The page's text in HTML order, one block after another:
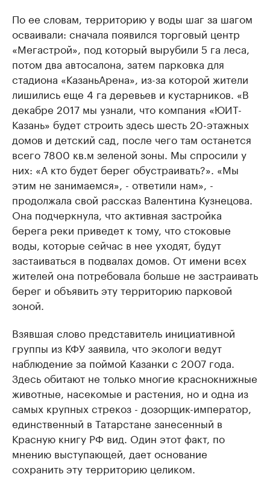
По ее словам, территорию у воды шаг за шагом
осваивали: сначала появился торговый центр
«Мегастрой», под который вырубили 5 га леса,
потом два автосалона, затем парковка для
стадиона «КазаньАрена», из-за которой жители
лишились еще 4 га деревьев и кустарников. «В
декабре 2017 мы узнали, что компания «ЮИТ-
Казань» будет строить здесь шесть 20-этажных
домов и детский сад, после чего там останется
всего 7800 кв.м зеленой зоны. Мы спросили у
них: «А кто будет берег обустраивать?». «Мы
этим не занимаемся», - ответили нам», -
продолжала свой рассказ Валентина Кузнецова.
Она подчеркнула, что активная застройка
берега реки приведет к тому, что стоковые
воды, которые сейчас в нее уходят, будут
застаиваться в подвалах домов. От имени всех
жителей она потребовала больше не застраивать
берег и объявить эту территорию парковой
зоной.
Взявшая слово представитель инициативной
группы из КФУ заявила, что экологи ведут
наблюдение за поймой Казанки с 2007 года.
Здесь обитают не только многие краснокнижные
животные, насекомые и растения, но и одна из
самых крупных стрекоз - дозорщик-император,
единственный в Татарстане занесенный в
Красную книгу РФ вид. Один этот факт, по
мнению выступающей, дает основание
сохранить эту территорию целиком.